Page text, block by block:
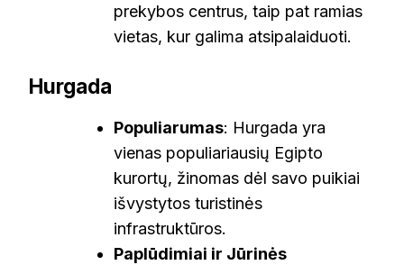
prekybos centrus, taip pat ramias
vietas, kur galima atsipalaiduoti.
Hurgada
Populiarumas: Hurgada yra
vienas populiariausių Egipto
kurortų, žinomas dėl savo puikiai
išvystytos turistinės
infrastruktūros.
Paplūdimiai ir Jūrinės